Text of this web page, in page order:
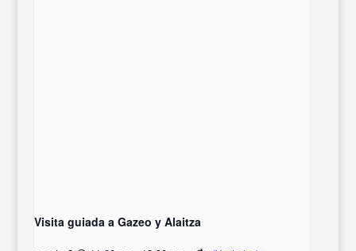
Visita guiada a Gazeo y Alaitza